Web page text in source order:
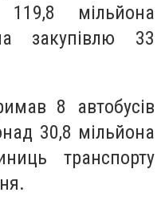
мільйона
закупівлю 33
8 автобусів
30,8 мільйона
транспорту